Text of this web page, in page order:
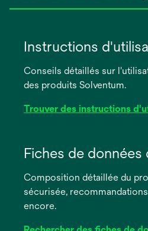
Instructions
Conseils détaillés sur
des produits Solventum.
Trouver des instructions
dans
nouvel
onglet
Fiches de
Composition détaillée du
sécurisée,
encore.